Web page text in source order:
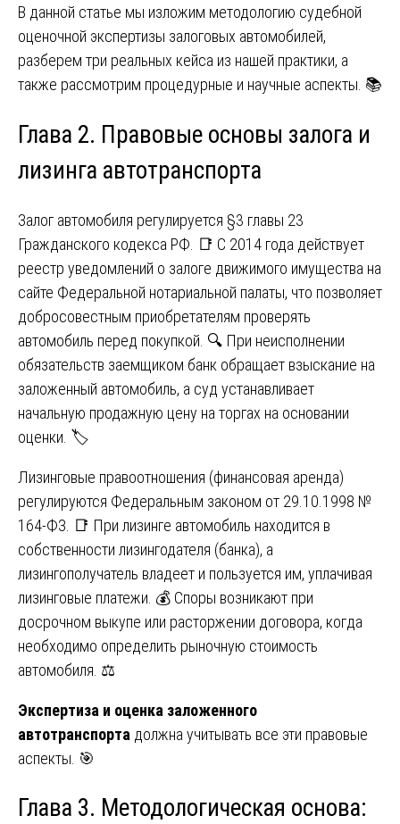
В данной статье мы изложим методологию судебной
оценочной экспертизы залоговых автомобилей,
разберем три реальных кейса из нашей практики, а
также рассмотрим процедурные и научные аспекты. 📚
Глава 2. Правовые основы залога и
лизинга автотранспорта
Залог автомобиля регулируется §3 главы 23
Гражданского кодекса РФ. 📑 С 2014 года действует
реестр уведомлений о залоге движимого имущества на
сайте Федеральной нотариальной палаты, что позволяет
добросовестным приобретателям проверять
автомобиль перед покупкой. 🔍 При неисполнении
обязательств заемщиком банк обращает взыскание на
заложенный автомобиль, а суд устанавливает
начальную продажную цену на торгах на основании
оценки. 🏷️
Лизинговые правоотношения (финансовая аренда)
регулируются Федеральным законом от 29.10.1998 №
164-ФЗ. 📑 При лизинге автомобиль находится в
собственности лизингодателя (банка), а
лизингополучатель владеет и пользуется им, уплачивая
лизинговые платежи. 💰 Споры возникают при
досрочном выкупе или расторжении договора, когда
необходимо определить рыночную стоимость
автомобиля. ⚖️
Экспертиза и оценка заложенного
автотранспорта должна учитывать все эти правовые
аспекты. 🎯
Глава 3. Методологическая основа: